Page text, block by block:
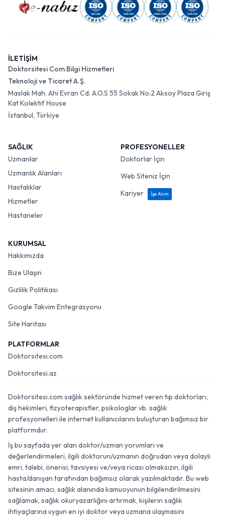
İLETİŞİM
Doktorsitesi Com Bilgi Hizmetleri
Teknoloji ve Ticaret A.Ş.
Maslak Mah. Ahi Evran Cd. A.O.S 55 Sokak No:2 Aksoy Plaza Giriş
Kat Kolektif House
İstanbul, Türkiye
SAĞLIK
Uzmanlar
Uzmanlık Alanları
Hastalıklar
Hizmetler
Hastaneler
PROFESYONELLER
Doktorlar İçin
Web Siteniz İçin
Kariyer
İşe Alım
KURUMSAL
Hakkımızda
Bize Ulaşın
Gizlilik Politikası
Google Takvim Entegrasyonu
Site Haritası
PLATFORMLAR
Doktorsitesi.com
Doktorsitesi.az
Doktorsitesi.com sağlık sektöründe hizmet veren tıp doktorları,
diş hekimleri, fizyoterapistler, psikologlar vb. sağlık
profesyonelleri ile internet kullanıcılarını buluşturan bağımsız bir
platformdur.
İş bu sayfada yer alan doktor/uzman yorumları ve
değerlendirmeleri, ilgili doktorun/uzmanın doğrudan veya dolaylı
emri, talebi, önerisi, tavsiyesi ve/veya ricası olmaksızın, ilgili
hasta/danışan tarafından bağımsız olarak yazılmaktadır. Bu web
sitesinin amacı, sağlık alanında kamuoyunun bilgilendirilmesini
sağlamak, sağlık okuryazarlığını artırmak, kişilerin sağlık
ihtiyaçlarına uygun en iyi doktor veya uzmana ulaşmasını